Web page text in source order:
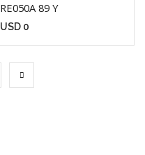
RE050A 89 Y
USD 0